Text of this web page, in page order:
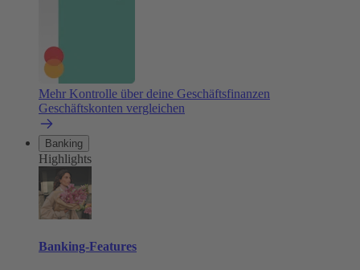
Mehr Kontrolle über deine Geschäftsfinanzen
Geschäftskonten vergleichen
Banking
Highlights
Banking-Features